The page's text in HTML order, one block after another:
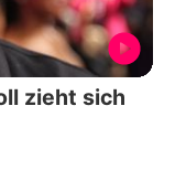
zieht sich